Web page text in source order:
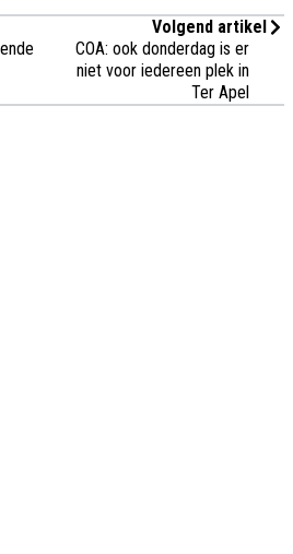
Volgend artikel
COA: ook donderdag is er
niet voor iedereen plek in
Ter Apel